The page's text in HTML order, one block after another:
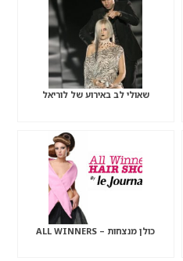
שאולי לב באירוע של לוריאל
כולן מנצחות – ALL WINNERS